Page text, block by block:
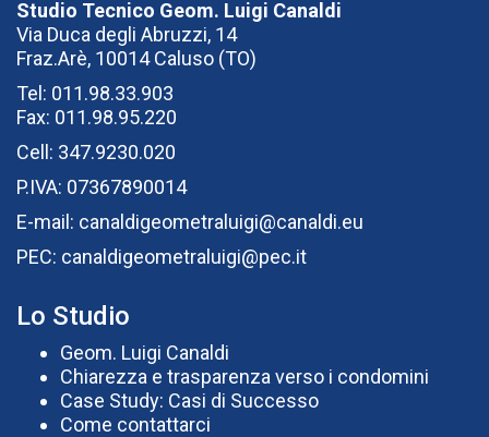
Studio Tecnico Geom. Luigi Canaldi
Via Duca degli Abruzzi, 14
Fraz.Arè, 10014 Caluso (TO)
Tel: 011.98.33.903
Fax: 011.98.95.220
Cell: 347.9230.020
P.IVA: 07367890014
E-mail: canaldigeometraluigi@canaldi.eu
PEC: canaldigeometraluigi@pec.it
Lo Studio
Geom. Luigi Canaldi
Chiarezza e trasparenza verso i condomini
Case Study: Casi di Successo
Come contattarci